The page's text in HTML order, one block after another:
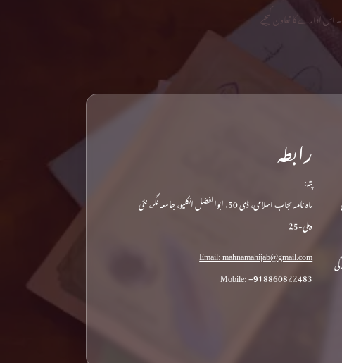
اس ادارے کا تعاون کیجیے
رابطہ
پتہ:
ماہ نامہ حجاب اسلامی، ڈی 50، ابوالفضل انکلیو، جامعہ نگر، نئی
دہلی-25
Email: mahnamahijab@gmail.com
Mobile: +918860822483